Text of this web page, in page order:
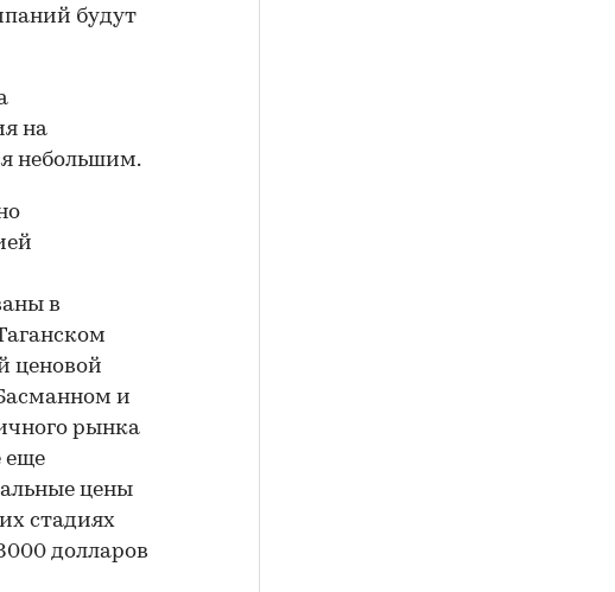
будут
на
небольшим.
в
ценовой
и
рынка
еще
цены
стадиях
долларов